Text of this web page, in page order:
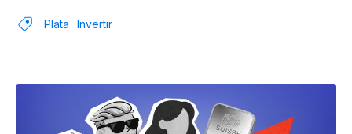
Plata Invertir